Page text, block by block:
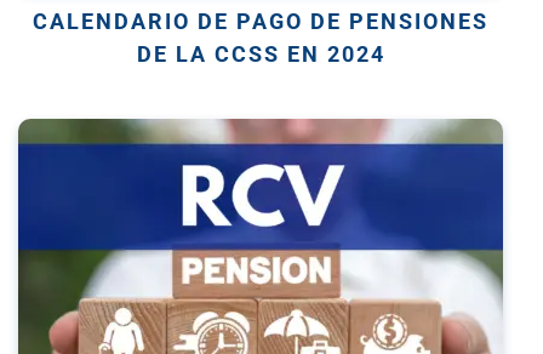
CALENDARIO DE PAGO DE PENSIONES
DE LA CCSS EN 2024